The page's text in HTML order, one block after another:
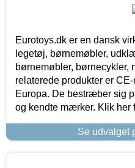
Eurotoys.dk er en dansk
legetøj, børnemøbler,
børnemøbler, børnecykler,
relaterede produkter er
Europa. De bestræber sig
og kendte mærker. Klik her
Se udvalget